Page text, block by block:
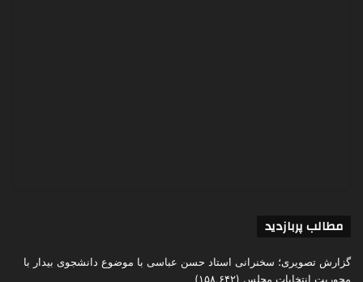
مطالب پربازدید
گزارش تصویری؛ سخنرانی استاد حسن عباسی با موضوع دانشجوی بیدار با
محوریت انتخابات مجلس (۱۵۸,۶۴۲)